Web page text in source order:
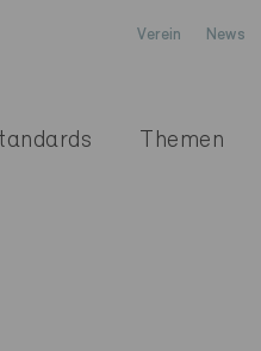
Verein News
Themen